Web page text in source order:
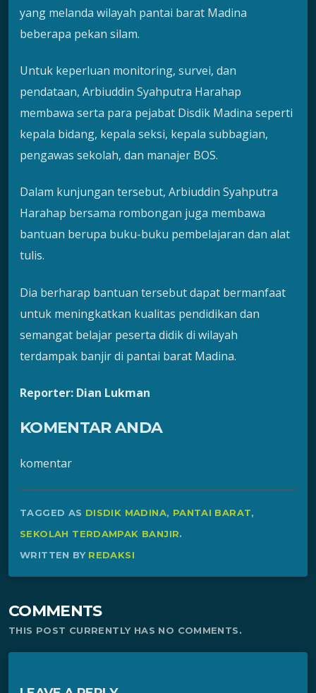
yang melanda wilayah pantai barat Madina
beberapa pekan silam.
Untuk keperluan monitoring, survei, dan
pendataan, Arbiuddin Syahputra Harahap
membawa serta para pejabat Disdik Madina seperti
kepala bidang, kepala seksi, kepala subbagian,
pengawas sekolah, dan manajer BOS.
Dalam kunjungan tersebut, Arbiuddin Syahputra
Harahap bersama rombongan juga membawa
bantuan berupa buku-buku pembelajaran dan alat
tulis.
Dia berharap bantuan tersebut dapat bermanfaat
untuk meningkatkan kualitas pendidikan dan
semangat belajar peserta didik di wilayah
terdampak banjir di pantai barat Madina.
Reporter: Dian Lukman
KOMENTAR ANDA
komentar
TAGGED AS DISDIK MADINA, PANTAI BARAT,
SEKOLAH TERDAMPAK BANJIR.
WRITTEN BY REDAKSI
COMMENTS
THIS POST CURRENTLY HAS NO COMMENTS.